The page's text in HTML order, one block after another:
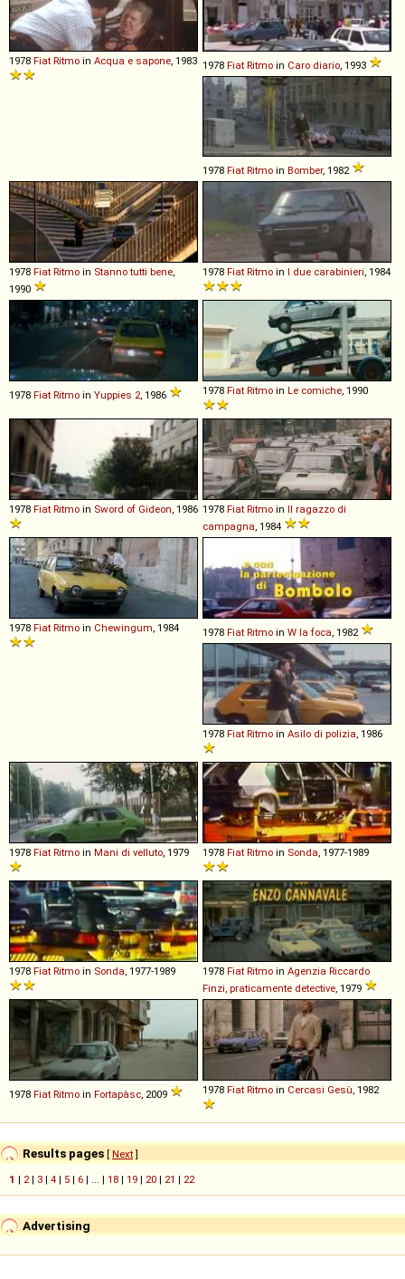
1978 Fiat Ritmo in Acqua e sapone , 1983 1978 Fiat Ritmo in Caro diario , 1993
1978 Fiat Ritmo in Bomber, 1982
1978 Fiat Ritmo in Stanno tutti bene,
1990
1978 Fiat Ritmo in I due carabinieri, 1984
1978 Fiat Ritmo in Yuppies 2, 1986 1978 Fiat Ritmo in Le comiche, 1990
1978 Fiat Ritmo in Sword of Gideon, 1986 1978 Fiat Ritmo in Il ragazzo di
campagna, 1984
1978 Fiat Ritmo in Chewingum, 1984 1978 Fiat Ritmo in W la foca, 1982
1978 Fiat Ritmo in Asilo di polizia, 1986
1978 Fiat Ritmo in Mani di velluto, 1979 1978 Fiat Ritmo in Sonda, 1977-1989
1978 Fiat Ritmo in Sonda, 1977-1989 1978 Fiat Ritmo in Agenzia Riccardo
Finzi, praticamente detective, 1979
1978 Fiat Ritmo in Fortapàsc, 2009 1978 Fiat Ritmo in Cercasi Gesù, 1982
Results pages [ Next]
1 | 2| 3 | 4 | 5 | 6 | ... | 18 | 19 | 20 | 21 | 22
Advertising